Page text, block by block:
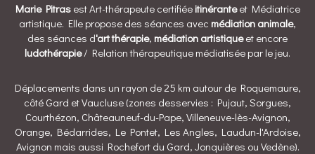
Marie Pitrasest Art-thérapeute certifiée itinéranteet Médiatrice
artistique. Elle propose des séances avec médiation animale,
des séances d'art thérapie, médiation artistiqueet encore
ludothérapie/ Relation thérapeutique médiatisée par le jeu.
Déplacements dans un rayon de 25 km autour de Roquemaure,
côté Gard et Vaucluse (zones desservies : Pujaut, Sorgues,
Courthézon, Châteauneuf-du-Pape, Villeneuve-lès-Avignon,
Orange, Bédarrides, Le Pontet, Les Angles, Laudun-l'Ardoise,
Avignon mais aussi Rochefort du Gard, Jonquières ou Vedène).